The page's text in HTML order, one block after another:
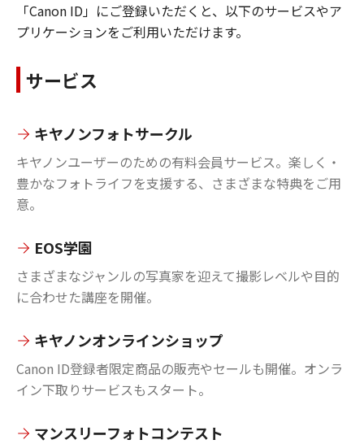
「Canon ID」にご登録いただくと、以下のサービスやア
プリケーションをご利用いただけます。
サービス
キヤノンフォトサークル
キヤノンユーザーのための有料会員サービス。楽しく・
豊かなフォトライフを支援する、さまざまな特典をご用
意。
EOS学園
さまざまなジャンルの写真家を迎えて撮影レベルや目的
に合わせた講座を開催。
キヤノンオンラインショップ
Canon ID登録者限定商品の販売やセールも開催。オンラ
イン下取りサービスもスタート。
マンスリーフォトコンテスト